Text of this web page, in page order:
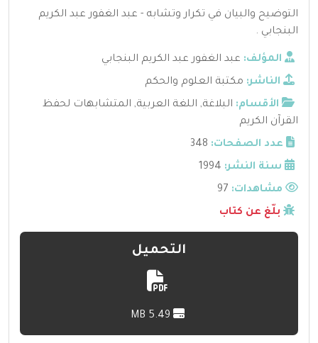
التوضيح والبيان في تكرار وتشابه - عبد الغفور عبد الكريم
البنجابي .
المؤلف: عبد الغفور عبد الكريم البنجابي
الناشر: مكتبة العلوم والحكم
الأقسام: البلاغة, اللغة العربية, المتشابهات لحفظ
القرآن الكريم
عدد الصفحات: 348
سنة النشر: 1994
مشاهدات:
بلّغ عن كتاب
التحميل